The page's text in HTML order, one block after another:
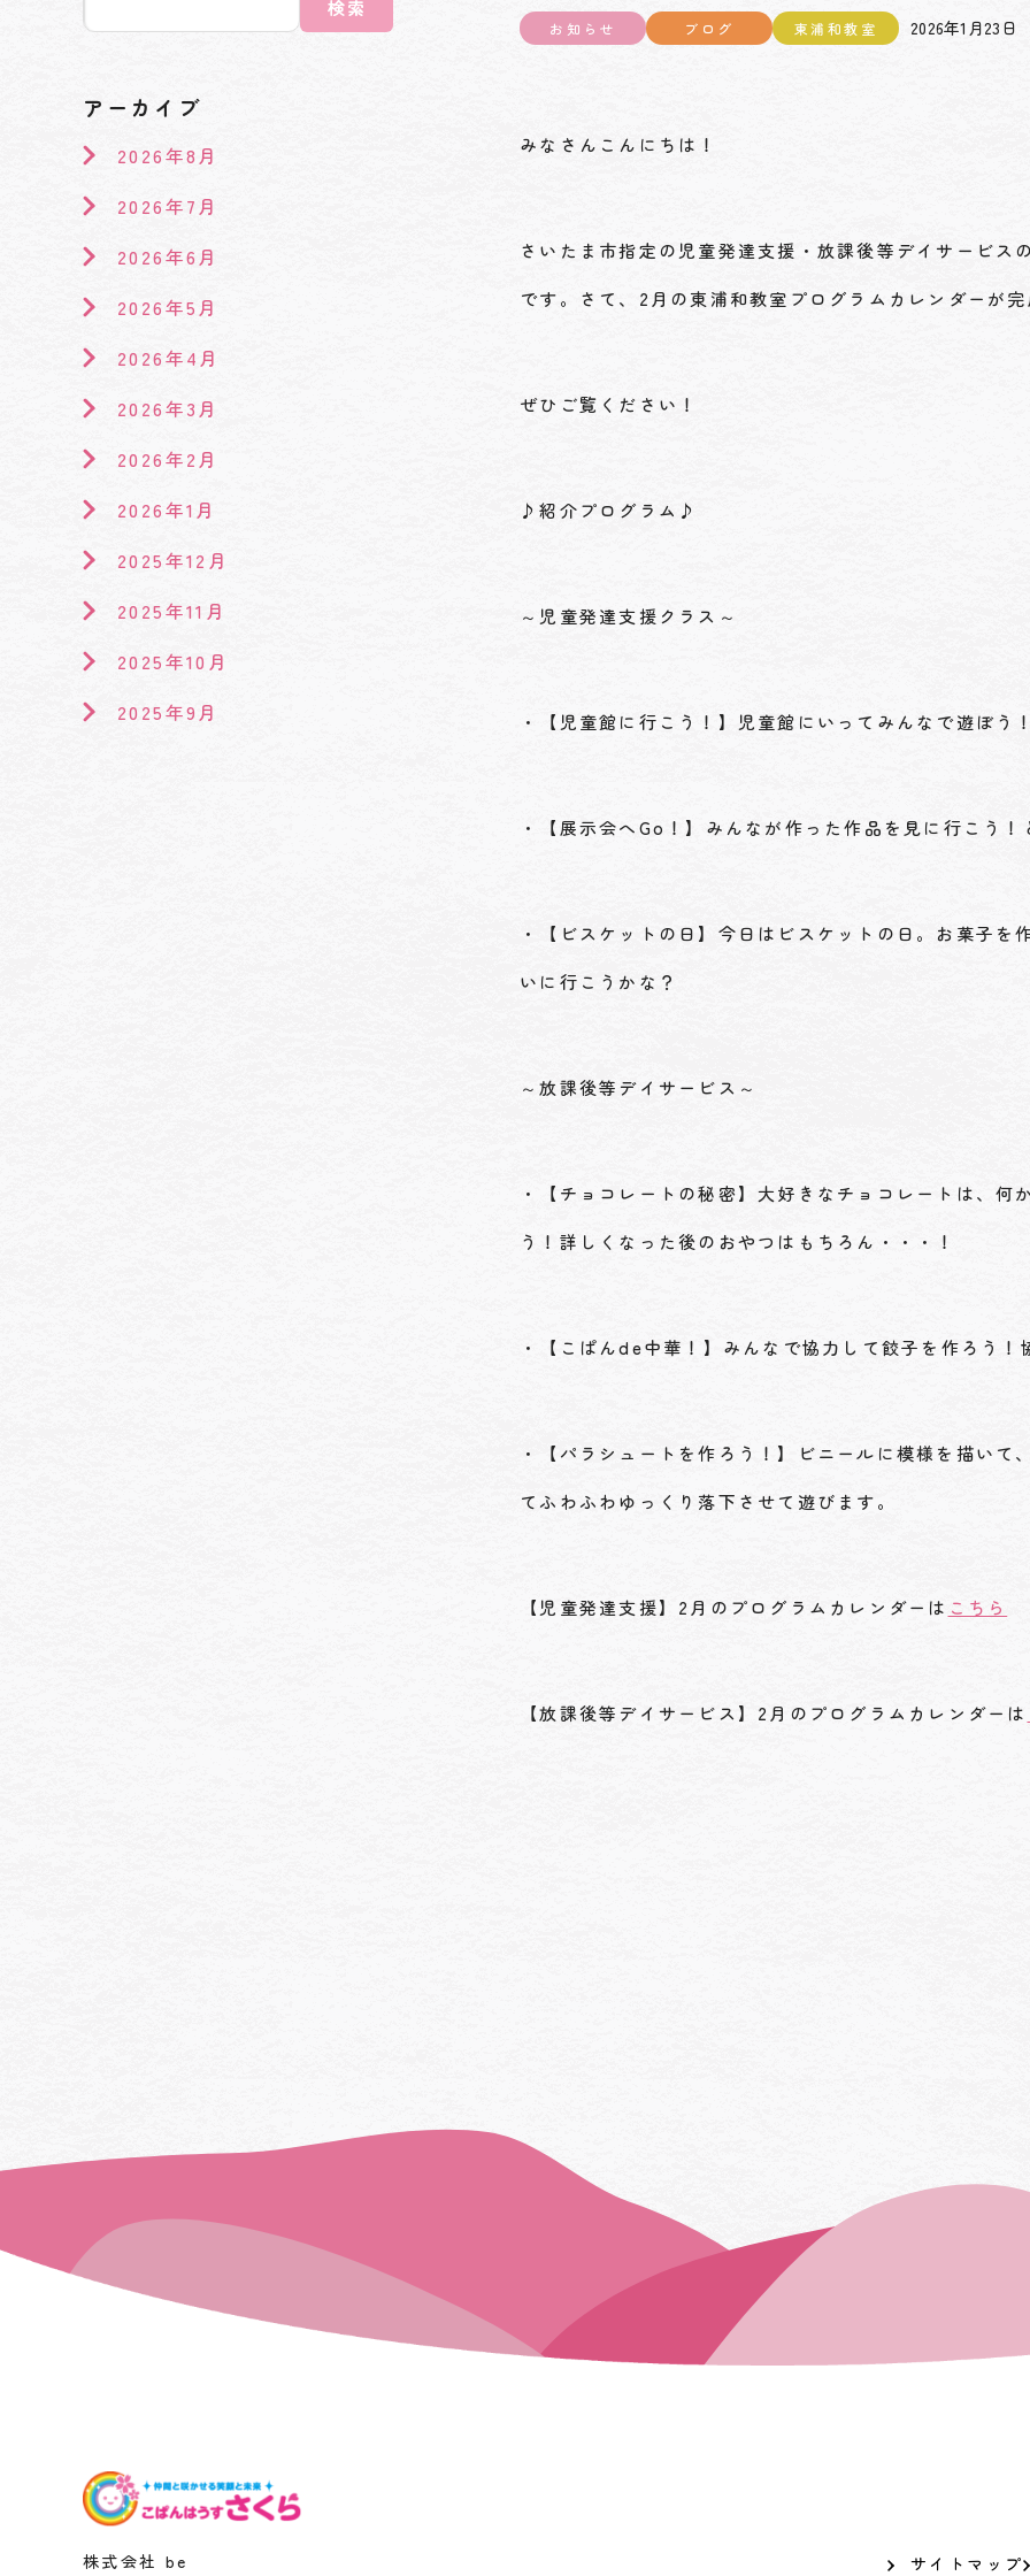
お知らせ ブログ 東浦和教室 2026年1月23日
みなさんこんにちは！
さいたま市指定の児童発達支援・放課後等デイサービ
です。さて、2月の東浦和教室プログラムカレンダーが
ぜひご覧ください！
♪紹介プログラム♪
～児童発達支援クラス～
・【児童館に行こう！】児童館にいってみんなで遊ぼ
・【展示会へGo！】みんなが作った作品を見に行こう
・【ビスケットの日】今日はビスケットの日。お菓子
いに行こうかな？
～放課後等デイサービス～
・【チョコレートの秘密】大好きなチョコレートは、
う！詳しくなった後のおやつはもちろん・・・！
・【こぱんde中華！】みんなで協力して餃子を作ろう
・【パラシュートを作ろう！】ビニールに模様を描い
てふわふわゆっくり落下させて遊びます。
【児童発達支援】2月のプログラムカレンダーは こちら
【放課後等デイサービス】2月のプログラムカレンダーは
検索
アーカイブ
2026年8月
2026年7月
2026年6月
2026年5月
2026年4月
2026年3月
2026年2月
2026年1月
2025年12月
2025年11月
2025年10月
2025年9月
株式会社 be サイトマップ